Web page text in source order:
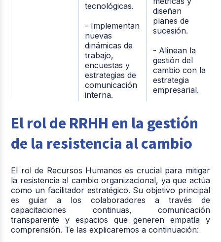
Objetivos
tecnológicas.
- Implementan
nuevas
dinámicas de
trabajo,
encuestas y
estrategias de
comunicación
interna.
contratan al
necesario
- Administran
nómina y
diseñan
programas de
capacitación
continua.
diseñan
planes de
sucesión.
- Alinean la
gestión del
cambio con la
estrategia
empresarial.
políticas de
comunicación
y marcos de
resolución de
- Moldean la
cultura
organizacional
deseada.
- Retener a
El rol de RRHH en la gestión
de la resistencia al cambio
El rol de Recursos Humanos es crucial para mitigar
la resistencia al cambio organizacional, ya que actúa
como un facilitador estratégico. Su objetivo principal
es guiar a los colaboradores a través de
capacitaciones continuas, comunicación
transparente y espacios que generen empatía y
comprensión. Te las explicaremos a continuación: